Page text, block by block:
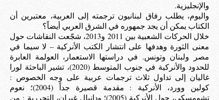
والإنجليزية.
واليوم، يطلب رفاق لبنانيون ترجمته إلى العربية، معتبرين أن
الكتاب يمكن أن يجد جمهوره في الشرق العربي أيضاً؟
خلال الحركات الشعبية بين 2011 و2013، شجّعت النقاشات حول
معنى الثورة وهدفها على انتشار الكتب الأنركية – لا سيما في
مصر ولبنان وتونس. في دراستها الاستعمار، العولمة العابرة
للحدود والأنركية في جنوب المتوسط (2020)، تشير الباحثة لورا
غاليان إلى تداول ثلاث ترجمات عربية على وجه الخصوص :
كولين وورد، الأنركية : مقدمة قصيرة جداً (2004)؛ نعوم
تشومسكي، حول الأنركية (2005)؛ ودانيال غيران، التحررية : من